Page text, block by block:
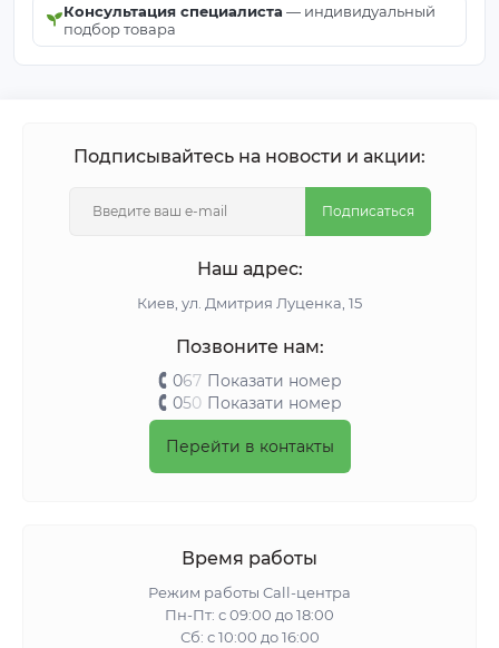
Консультация специалиста — индивидуальный
подбор товара
Подписывайтесь на новости и акции:
Подписаться
Наш адрес:
Киeв, ул. Дмитрия Луценка, 15
Позвоните нам:
067 Показати номер
050 Показати номер
Перейти в контакты
Время работы
Режим работы Call-центра
Пн-Пт: с 09:00 до 18:00
Сб: с 10:00 до 16:00